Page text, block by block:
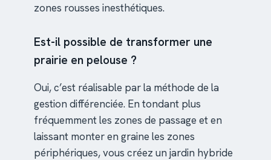
zones rousses inesthétiques.
Est-il possible de transformer une
prairie en pelouse ?
Oui, c’est réalisable par la méthode de la
gestion différenciée. En tondant plus
fréquemment les zones de passage et en
laissant monter en graine les zones
périphériques, vous créez un jardin hybride